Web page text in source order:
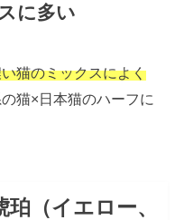
に多い
猫のミックスによく
猫×日本猫のハーフに
（イエロー、